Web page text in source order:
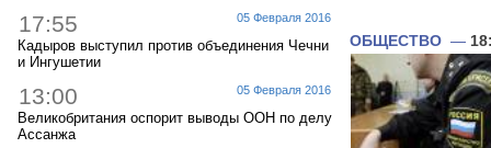
05 Февраля 2016
17:55
Кадыров выступил против объединения Чечни
и Ингушетии
05 Февраля 2016
13:00
Великобритания оспорит выводы ООН по делу
Ассанжа
ОБЩЕСТВО —